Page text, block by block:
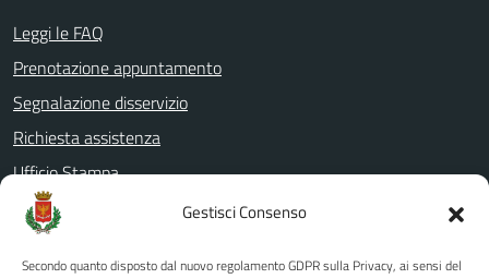
Gestisci Consenso
Secondo quanto disposto dal nuovo regolamento GDPR sulla Privacy, ai sensi del
Leggi le FAQ
Prenotazione appuntamento
Segnalazione disservizio
Richiesta assistenza
Ufficio Stampa
Amministrazione Trasparente
Albo pretorio